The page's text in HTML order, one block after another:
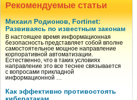
Рекомендуемые статьи
Михаил Родионов, Fortinet:
Развиваясь по известным законам
В настоящее время информационная
безопасность представляет собой вполне
самостоятельное мощное направление
корпоративной автоматизации.
Естественно, что в таких условиях
направление это все теснее связывается
с вопросами прикладной
информационной …
Как эффективно противостоять